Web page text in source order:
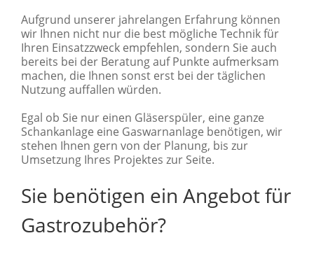
Aufgrund unserer jahrelangen Erfahrung können
wir Ihnen nicht nur die best mögliche Technik für
Ihren Einsatzzweck empfehlen, sondern Sie auch
bereits bei der Beratung auf Punkte aufmerksam
machen, die Ihnen sonst erst bei der täglichen
Nutzung auffallen würden.
Egal ob Sie nur einen Gläserspüler, eine ganze
Schankanlage eine Gaswarnanlage benötigen, wir
stehen Ihnen gern von der Planung, bis zur
Umsetzung Ihres Projektes zur Seite.
Sie benötigen ein Angebot für
Gastrozubehör?